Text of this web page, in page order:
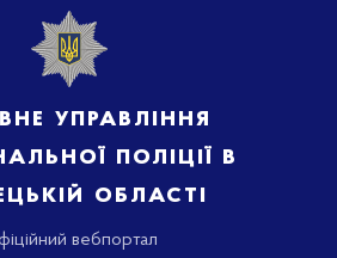
управління
поліції в
області
вебпортал